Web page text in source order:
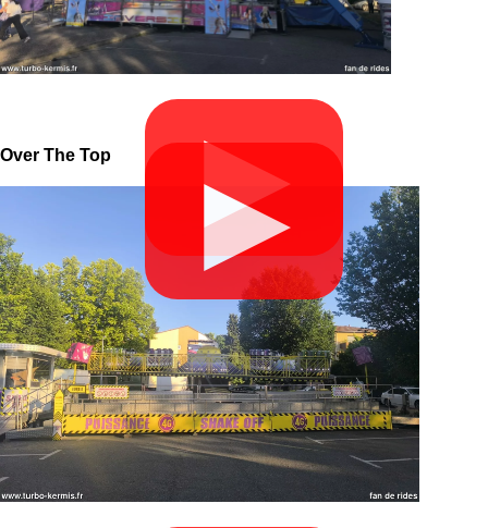
▶
▶
Over The Top